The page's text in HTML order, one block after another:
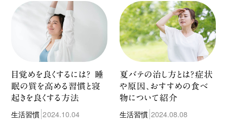
目覚めを良くするには？ 睡
眠の質を高める習慣と寝
起きを良くする方法
生活習慣 2024.10.04
夏バテの治し方とは？症状
や原因、おすすめの食べ
物について紹介
生活習慣 2024.08.08